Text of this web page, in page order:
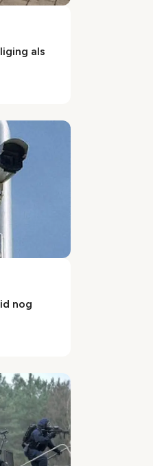
als
nog